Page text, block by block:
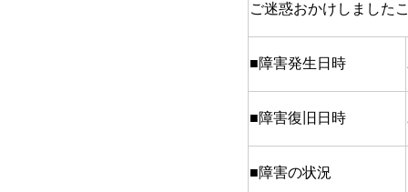
ご迷惑おかけしました
■障害発生日時
■障害復旧日時
■障害の状況